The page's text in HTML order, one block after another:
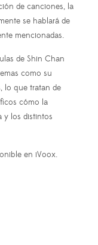
de canciones, la
se hablará de
mencionadas.
de Shin Chan
como su
lo que tratan de
cómo la
y los distintos
en iVoox.